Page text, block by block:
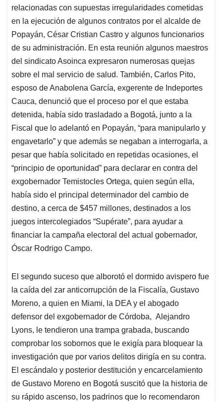
p
k
n
relacionadas con supuestas irregularidades cometidas
en la ejecución de algunos contratos por el alcalde de
Popayán, César Cristian Castro y algunos funcionarios
de su administración. En esta reunión algunos maestros
del sindicato Asoinca expresaron numerosas quejas
sobre el mal servicio de salud. También, Carlos Pito,
esposo de Anabolena García, exgerente de Indeportes
Cauca, denunció que el proceso por el que estaba
detenida, había sido trasladado a Bogotá, junto a la
Fiscal que lo adelantó en Popayán, “para manipularlo y
engavetarlo” y que además se negaban a interrogarla, a
pesar que había solicitado en repetidas ocasiones, el
“principio de oportunidad” para declarar en contra del
exgobernador Temistocles Ortega, quien según ella,
había sido el principal determinador del cambio de
destino, a cerca de $457 millones, destinados a los
juegos intercolegiados “Supérate”, para ayudar a
financiar la campaña electoral del actual gobernador,
Óscar Rodrigo Campo.
El segundo suceso que alborotó el dormido avispero fue
la caída del zar anticorrupción de la Fiscalía, Gustavo
Moreno, a quien en Miami, la DEA y el abogado
defensor del exgobernador de Córdoba, Alejandro
Lyons, le tendieron una trampa grabada, buscando
comprobar los sobornos que le exigía para bloquear la
investigación que por varios delitos dirigía en su contra.
El escándalo y posterior destitución y encarcelamiento
de Gustavo Moreno en Bogotá suscitó que la historia de
su rápido ascenso, los padrinos que lo recomendaron